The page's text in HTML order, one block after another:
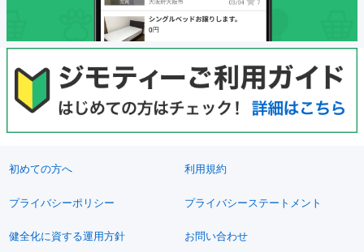
初めての方へ 利用規約
プライバシーポリシー プライバシーステートメント
健全化に資する運用方針 お問い合わせ